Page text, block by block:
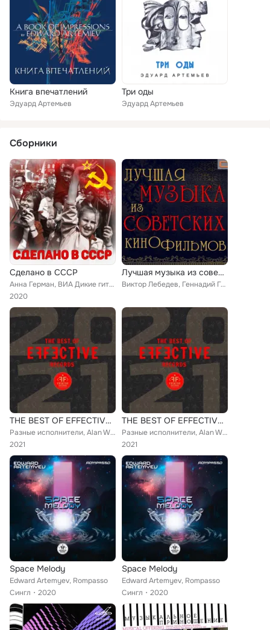
Книга впечатлений
Эдуард Артемьев
Три оды
Эдуард Артемьев
Сборники
Сделано в СССР
Анна Герман, ВИА Дикие гитары, Алла Пугачёва, Владимир Макаров, Валерий Ободзинский, Борис Кузнецов, Аида Ведищева, Валерий Золо...
2020
Лучшая музыка из советских кинофильмов
Виктор Лебедев, Геннадий Гладков, Эдуард Артемьев, Александр Зацепин, Алексей Рыбников
THE BEST OF EFFECTIVE RECORDS 2021
Разные исполнители, Alan Walker, TRITICUM, Kitness, Jack Koden, Slider & Magnit, Ya Rick, Ramil’, MORGENSHTERN, Timran, Dj Quba,...
2021
THE BEST OF EFFECTIVE RECORDS 2021
Разные исполнители, Alan Walker, TRITICUM, Kitness, Jack Koden, Slider & Magnit, Ya Rick, Will Armex, Ramil’, MORGENSHTERN, Timr...
2021
Space Melody
Edward Artemyev, Rompasso
Сингл
2020
Space Melody
Edward Artemyev, Rompasso
Сингл
2020